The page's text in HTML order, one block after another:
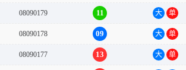
08090179 11 大 单
08090178 09 大 单
08090177 13 大 单